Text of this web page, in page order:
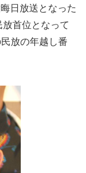
日放送となった
首位となって
放の年越し番